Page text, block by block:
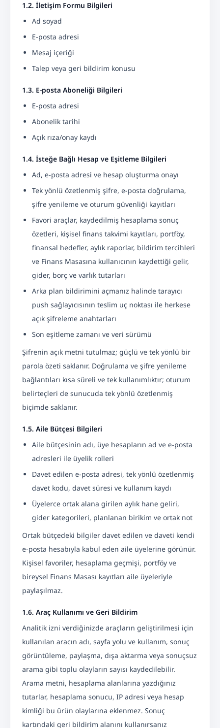
1.2. İletişim Formu Bilgileri
Ad soyad
E-posta adresi
Mesaj içeriği
Talep veya geri bildirim konusu
1.3. E-posta Aboneliği Bilgileri
E-posta adresi
Abonelik tarihi
Açık rıza/onay kaydı
1.4. İsteğe Bağlı Hesap ve Eşitleme Bilgileri
Ad, e-posta adresi ve hesap oluşturma onayı
Tek yönlü özetlenmiş şifre, e-posta doğrulama,
şifre yenileme ve oturum güvenliği kayıtları
Favori araçlar, kaydedilmiş hesaplama sonuç
özetleri, kişisel finans takvimi kayıtları, portföy,
finansal hedefler, aylık raporlar, bildirim tercihleri
ve Finans Masasına kullanıcının kaydettiği gelir,
gider, borç ve varlık tutarları
Arka plan bildirimini açmanız halinde tarayıcı
push sağlayıcısının teslim uç noktası ile herkese
açık şifreleme anahtarları
Son eşitleme zamanı ve veri sürümü
Şifrenin açık metni tutulmaz; güçlü ve tek yönlü bir
parola özeti saklanır. Doğrulama ve şifre yenileme
bağlantıları kısa süreli ve tek kullanımlıktır; oturum
belirteçleri de sunucuda tek yönlü özetlenmiş
biçimde saklanır.
1.5. Aile Bütçesi Bilgileri
Aile bütçesinin adı, üye hesapların ad ve e-posta
adresleri ile üyelik rolleri
Davet edilen e-posta adresi, tek yönlü özetlenmiş
davet kodu, davet süresi ve kullanım kaydı
Üyelerce ortak alana girilen aylık hane geliri,
gider kategorileri, planlanan birikim ve ortak not
Ortak bütçedeki bilgiler davet edilen ve daveti kendi
e-posta hesabıyla kabul eden aile üyelerine görünür.
Kişisel favoriler, hesaplama geçmişi, portföy ve
bireysel Finans Masası kayıtları aile üyeleriyle
paylaşılmaz.
1.6. Araç Kullanımı ve Geri Bildirim
Analitik izni verdiğinizde araçların geliştirilmesi için
kullanılan aracın adı, sayfa yolu ve kullanım, sonuç
görüntüleme, paylaşma, dışa aktarma veya sonuçsuz
arama gibi toplu olayların sayısı kaydedilebilir.
Arama metni, hesaplama alanlarına yazdığınız
tutarlar, hesaplama sonucu, IP adresi veya hesap
kimliği bu ürün olaylarına eklenmez. Sonuç
kartındaki geri bildirim alanını kullanırsanız